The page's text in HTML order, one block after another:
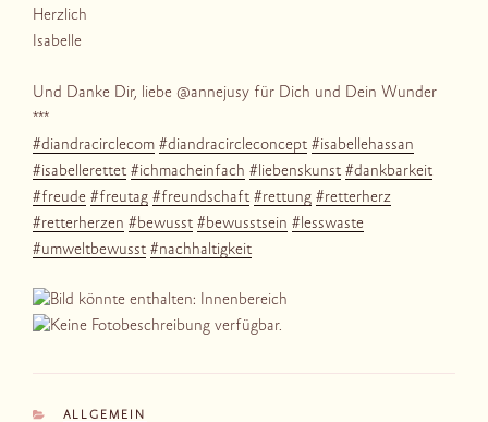
Herzlich
Isabelle
Und Danke Dir, liebe @annejusy für Dich und Dein Wunder
***
#diandracirclecom #diandracircleconcept #isabellehassan
#isabellerettet #ichmacheinfach # liebenskunst #dankbarkeit
#freude #freutag #freundschaft #rettung #retterherz
#retterherzen #bewusst #bewusstsein # lesswaste
#umweltbewusst #nachhaltigkeit
KATEGORIEN
ALLGEMEIN